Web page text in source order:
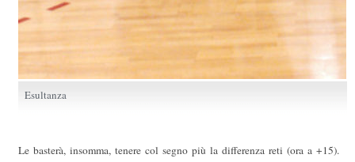
Esultanza
Le basterà, insomma, tenere col segno più la differenza reti (ora a +15).